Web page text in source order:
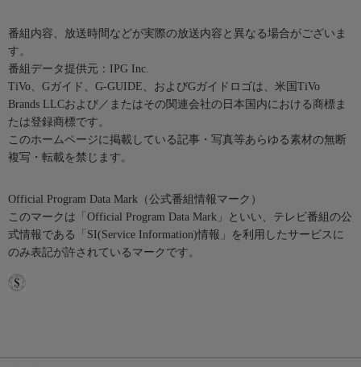
番組内容、放送時間などが実際の放送内容と異なる場合がございま
す。
番組データ提供元：IPG Inc.
TiVo、Gガイド、G-GUIDE、およびGガイドロゴは、米国TiVo
Brands LLCおよび／またはその関連会社の日本国内における商標ま
たは登録商標です。
このホームページに掲載している記事・写真等あらゆる素材の無断
複写・転載を禁じます。
Official Program Data Mark（公式番組情報マーク）
このマークは「Official Program Data Mark」といい、テレビ番組の公
式情報である「SI(Service Information)情報」を利用したサービスに
のみ表記が許されているマークです。